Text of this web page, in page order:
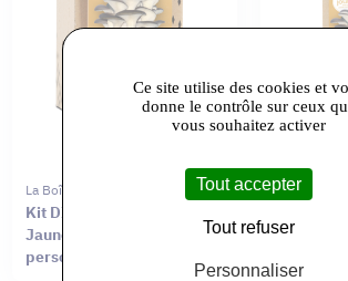
La Boîte À Champignons
Kit DIY – Pleurotes Gris,
Jaunes ou Roses pour 4
personnes
La Boîte À
Kit DIY –
Jaunes
Ce site utilise des cookies et
donne le contrôle sur ceux
vous souhaitez activer
Tout accepter
Tout refuser
Personnaliser